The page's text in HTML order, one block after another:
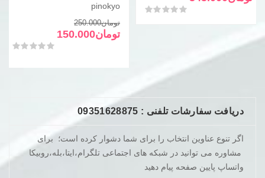
تومان780.000
تومان545.000
امتیاز0از 5 pinokyo
تومان250.000قیمت
اصلی
تومان250.000
تومان150.000
قیمت
فعلی
تومان150.000
امتیاز0از 5
دریافت سفارشات تلفنی : 09351628875
اگر تنوع عناوین انتخاب را برای شما دشوار کرده است؛ برای
مشاوره می توانید در شبکه های اجتماعی تلگرام،ایتا،بله،روبیکا
واتساپ پایین صفحه پیام دهید